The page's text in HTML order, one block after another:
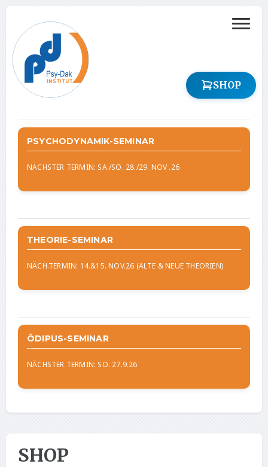
SHOP
PSYCHODYNAMIK-SEMINAR
NÄCHSTER TERMIN: SA./SO. 28./29. NOV .26
THEORIE-SEMINAR
NÄCH.TERMIN: 14.&15. NOV.26 (ALTE & NEUE THEORIEN)
ÖDIPUS-SEMINAR
NÄCHSTER TERMIN: SO. 27.9.26
SHOP